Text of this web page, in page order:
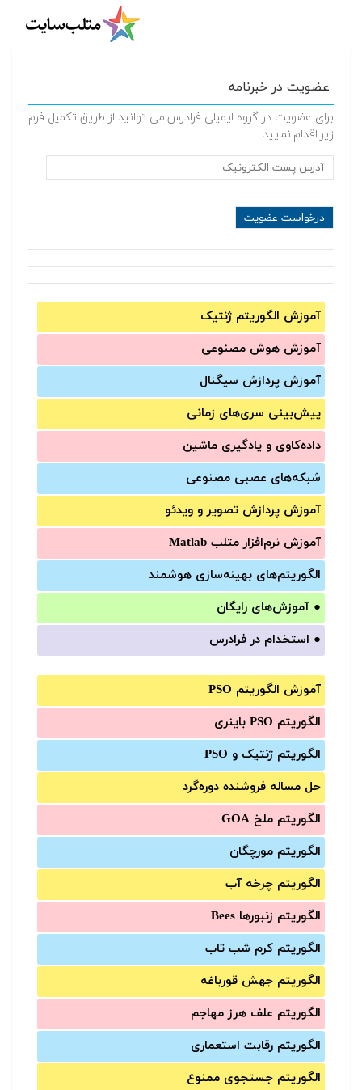
عضویت در خبرنامه
برای عضویت در گروه ایمیلی فرادرس می توانید از طریق تکمیل فرم
زیر اقدام نمایید.
آموزش الگوریتم ژنتیک
آموزش‌ هوش مصنوعی
آموزش‌ پردازش سیگنال
پیش‌‌بینی سری‌‌های زمانی
داده‌کاوی و یادگیری ماشین
شبکه‌های عصبی مصنوعی
آموزش‌ پردازش تصویر و ویدئو
آموزش‌ نرم‌افزار متلب Matlab
الگوریتم‌های بهینه‌سازی هوشمند
● آموزش‌های رایگان
● استخدام در فرادرس
آموزش الگوریتم PSO
الگوریتم PSO باینری
الگوریتم ژنتیک و PSO
حل مساله فروشنده دوره‌گرد
الگوریتم ملخ GOA
الگوریتم مورچگان
الگوریتم چرخه آب
الگوریتم زنبورها Bees
الگوریتم کرم شب تاب
الگوریتم جهش قورباغه
الگوریتم علف هرز مهاجم
الگوریتم رقابت استعماری
الگوریتم جستجوی ممنوع